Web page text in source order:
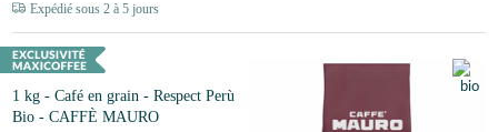
Expédié sous 2 à 5 jours
1 kg - Café en grain - Respect Perù
Bio - CAFFÈ MAURO